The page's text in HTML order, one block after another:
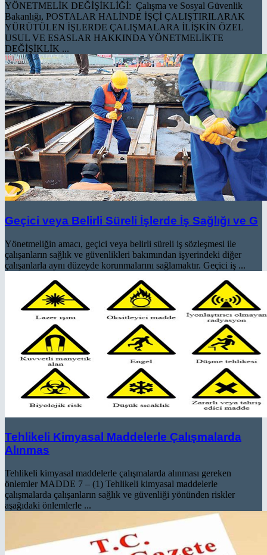
YÖNETMELİK DEĞİŞİKLİĞİ: Çalışma ve Sosyal Güvenlik
Bakanlığı, POSTALAR HALİNDE İŞÇİ ÇALIŞTIRILARAK
YÜRÜTÜLEN İŞLERDE ÇALIŞMALARA İLİŞKİN ÖZEL
USUL VE ESASLAR HAKKINDA YÖNETMELİKTE
DEĞİŞİKLİK ...
Geçici veya Belirli Süreli İşlerde İş Sağlığı ve G
Yönetmeliğin amacı, geçici veya belirli süreli iş sözleşmesi ile
çalışanların sağlık ve güvenlikleri bakımından işyerindeki diğer
çalışanlarla aynı düzeyde korunmalarını sağlamaktır. Geçici iş ...
Tehlikeli Kimyasal Maddelerle Çalışmalarda
Alınmas
Tehlikeli kimyasal maddelerle çalışmalarda alınması gereken
önlemler MADDE 7 – (1) Tehlikeli kimyasal maddelerle
çalışmalarda çalışanların sağlık ve güvenliği yönünden riskler
aşağıdaki önlemlerle ...